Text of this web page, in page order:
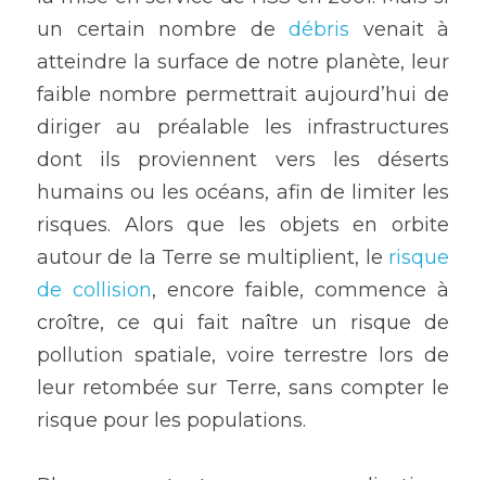
un certain nombre de débris venait à
atteindre la surface de notre planète, leur
faible nombre permettrait aujourd’hui de
diriger au préalable les infrastructures
dont ils proviennent vers les déserts
humains ou les océans, afin de limiter les
risques. Alors que les objets en orbite
autour de la Terre se multiplient, le risque
de collision, encore faible, commence à
croître, ce qui fait naître un risque de
pollution spatiale, voire terrestre lors de
leur retombée sur Terre, sans compter le
risque pour les populations.